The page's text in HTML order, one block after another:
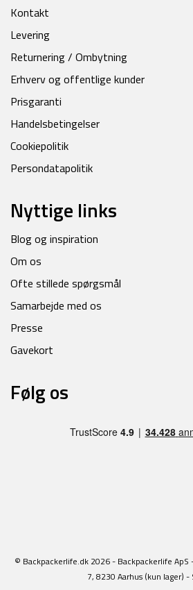
Kontakt
Levering
Returnering / Ombytning
Erhverv og offentlige kunder
Prisgaranti
Handelsbetingelser
Cookiepolitik
Persondatapolitik
Nyttige links
Blog og inspiration
Om os
Ofte stillede spørgsmål
Samarbejde med os
Presse
Gavekort
Følg os
© Backpackerlife.dk 2026 - Backpackerlife
7, 8230 Aarhus (kun lager) -